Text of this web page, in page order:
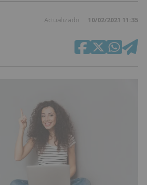
Actualizado 10/02/2021 11:35